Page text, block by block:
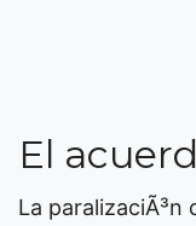
El
La paralizaciÃ³n